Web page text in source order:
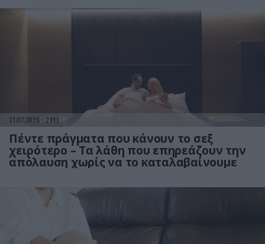
31.07.2026 21:13
Πέντε πράγματα που κάνουν το σεξ
χειρότερο – Τα λάθη που επηρεάζουν την
απόλαυση χωρίς να το καταλαβαίνουμε